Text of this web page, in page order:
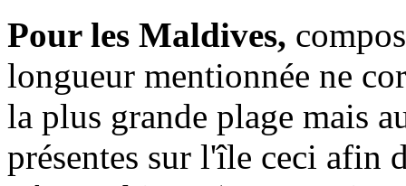
Pour les Maldives,
longueur mentionnée ne
la plus grande plage mais
présentes sur l'île ceci afin